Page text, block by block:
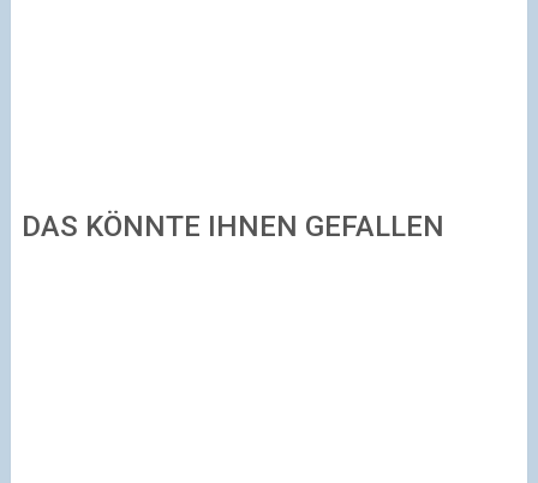
DAS KÖNNTE IHNEN GEFALLEN